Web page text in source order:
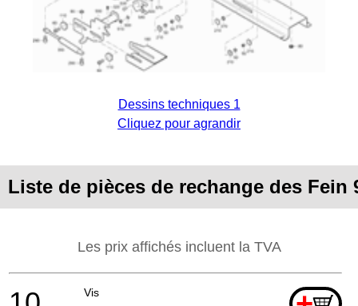
Dessins techniques 1
Cliquez pour agrandir
Liste de pièces de rechange des Fein
Les prix affichés incluent la TVA
Vis